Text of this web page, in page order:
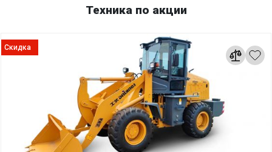
Техника по акции
Скидка